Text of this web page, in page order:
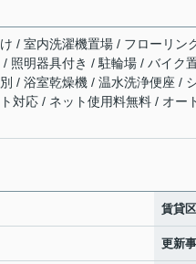
/ 室内洗濯機置場 / フローリ
照明器具付き / 駐輪場 / バイク
別 / 浴室乾燥機 / 温水洗浄便座 /
対応 / ネット使用料無料 / オ
賃貸
更新